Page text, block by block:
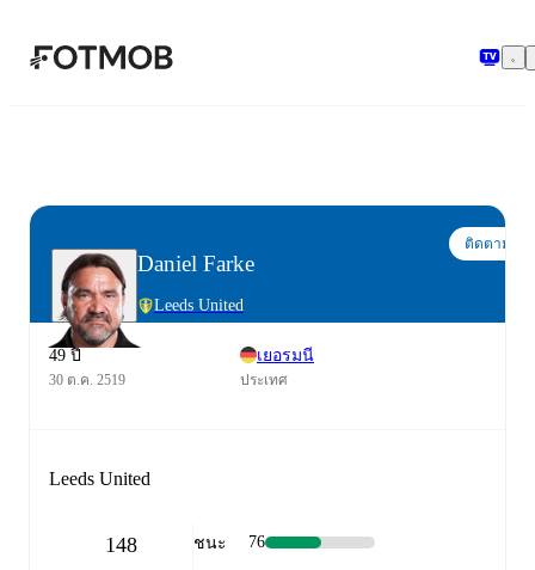
ข้ามไปยังเนื้อหาหลัก
Daniel Farke
Leeds United
ติดตาม
49 ปี
30 ต.ค. 2519
เยอรมนี
ประเทศ
Leeds United
148 ชนะ 76